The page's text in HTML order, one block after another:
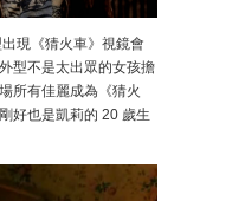
現《猜火車》視鏡會
型不是太出眾的女孩擔
所有佳麗成為《猜火
好也是凱莉的 20 歲生